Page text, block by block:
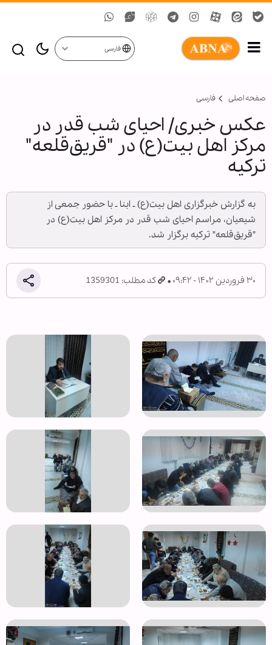
فارسی
صفحه اصلی فارسی
عکس خبری/ احیای شب قدر در
مرکز اهل بیت(ع) در "قریق‌قلعه"
ترکیه
به گزارش خبرگزاری اهل بیت(ع) ـ ابنا ـ با حضور جمعی از
شیعیان، مراسم احیای شب قدر در مرکز اهل بیت(ع) در
"قریق‌قلعه" ترکیه برگزار شد.
۳۰ فروردین ۱۴۰۲ - ۰۹:۴۲ کد مطلب: 1359301